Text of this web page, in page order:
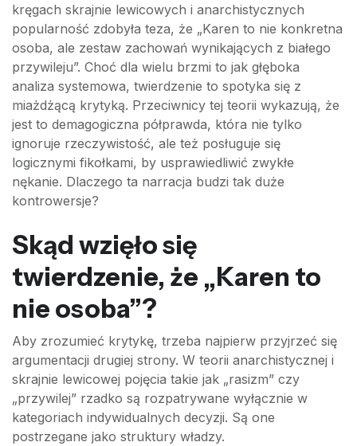
kręgach skrajnie lewicowych i anarchistycznych
popularność zdobyła teza, że „Karen to nie konkretna
osoba, ale zestaw zachowań wynikających z białego
przywileju”. Choć dla wielu brzmi to jak głęboka
analiza systemowa, twierdzenie to spotyka się z
miażdżącą krytyką. Przeciwnicy tej teorii wykazują, że
jest to demagogiczna półprawda, która nie tylko
ignoruje rzeczywistość, ale też posługuje się
logicznymi fikołkami, by usprawiedliwić zwykłe
nękanie. Dlaczego ta narracja budzi tak duże
kontrowersje?
Skąd wzięło się
twierdzenie, że „Karen to
nie osoba”?
Aby zrozumieć krytykę, trzeba najpierw przyjrzeć się
argumentacji drugiej strony. W teorii anarchistycznej i
skrajnie lewicowej pojęcia takie jak „rasizm” czy
„przywilej” rzadko są rozpatrywane wyłącznie w
kategoriach indywidualnych decyzji. Są one
postrzegane jako struktury władzy.